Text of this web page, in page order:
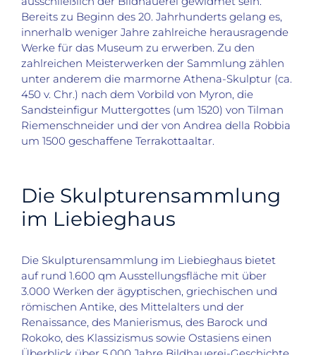
Bereits zu Beginn des 20. Jahrhunderts gelang es,
innerhalb weniger Jahre zahlreiche herausragende
Werke für das Museum zu erwerben. Zu den
zahlreichen Meisterwerken der Sammlung zählen
unter anderem die marmorne Athena-Skulptur (ca.
450 v. Chr.) nach dem Vorbild von Myron, die
Sandsteinfigur Muttergottes (um 1520) von Tilman
Riemenschneider und der von Andrea della Robbia
um 1500 geschaffene Terrakottaaltar.
Die Skulpturensammlung
im Liebieghaus
Die Skulpturensammlung im Liebieghaus bietet
auf rund 1.600 qm Ausstellungsfläche mit über
3.000 Werken der ägyptischen, griechischen und
römischen Antike, des Mittelalters und der
Renaissance, des Manierismus, des Barock und
Rokoko, des Klassizismus sowie Ostasiens einen